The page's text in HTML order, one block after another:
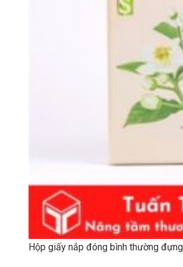
Hộp giấy nắp đóng bình thường